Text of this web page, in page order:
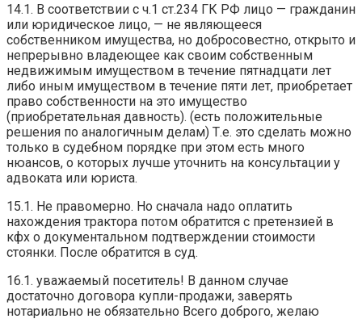
14.1. В соответствии с ч.1 ст.234 ГК РФ лицо — гражданин
или юридическое лицо, — не являющееся
собственником имущества, но добросовестно, открыто и
непрерывно владеющее как своим собственным
недвижимым имуществом в течение пятнадцати лет
либо иным имуществом в течение пяти лет, приобретает
право собственности на это имущество
(приобретательная давность). (есть положительные
решения по аналогичным делам) Т.е. это сделать можно
только в судебном порядке при этом есть много
нюансов, о которых лучше уточнить на консультации у
адвоката или юриста.
15.1. Не правомерно. Но сначала надо оплатить
нахождения трактора потом обратится с претензией в
кфх о документальном подтверждении стоимости
стоянки. После обратится в суд.
16.1. уважаемый посетитель! В данном случае
достаточно договора купли-продажи, заверять
нотариально не обязательно Всего доброго, желаю